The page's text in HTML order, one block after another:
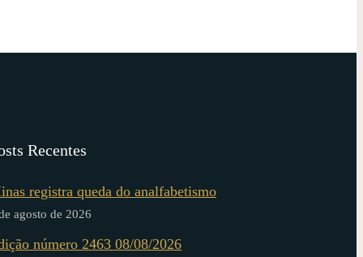
Recentes
registra queda do analfabetismo
agosto de 2026
número 2463 08/08/2026